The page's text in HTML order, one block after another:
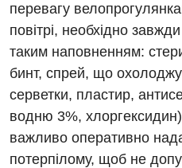
Гематологія
Гінекологічне відділення
Денний стаціонар
Дерматовенерологія
Дієтологія
перевагу
повітрі, необхідно
таким наповненням:
бинт, спрей, що
серветки, пластир,
водню 3%, хлоргексидин)
важливо оперативно
потерпілому, щоб не